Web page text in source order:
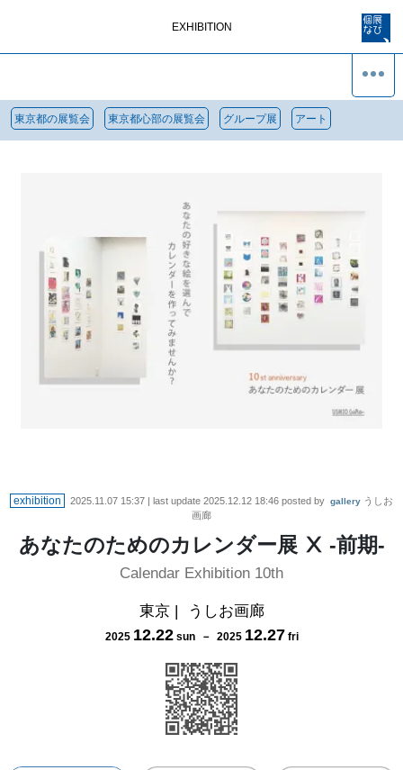
EXHIBITION
東京都の展覧会 東京都心部の展覧会 グループ展 アート
exhibition 2025.11.07 15:37 | last update 2025.12.12 18:46 posted by gallery うしお
画廊
あなたのためのカレンダー展 Ⅹ -前期-
Calendar Exhibition 10th
東京| うしお画廊
2025 12.22 sun－ 2025 12.27 fri